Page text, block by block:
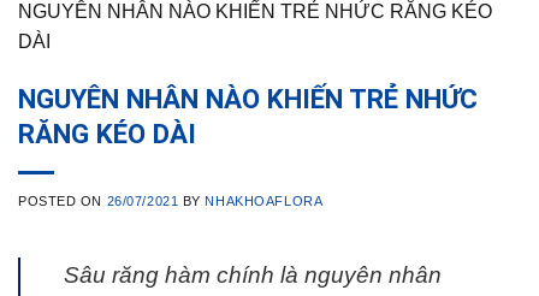
NGUYÊN NHÂN NÀO KHIẾN TRẺ NHỨC RĂNG KÉO
DÀI
NGUYÊN NHÂN NÀO KHIẾN TRẺ NHỨC
RĂNG KÉO DÀI
POSTED ON 26/07/2021 BYNHAKHOAFLORA
Sâu răng hàm chính là nguyên nhân